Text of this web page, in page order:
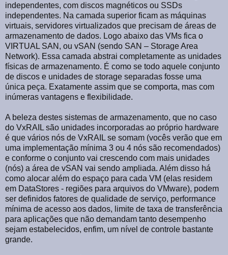
independentes, com discos magnéticos ou SSDs
independentes. Na camada superior ficam as máquinas
virtuais, servidores virtualizados que precisam de áreas de
armazenamento de dados. Logo abaixo das VMs fica o
VIRTUAL SAN, ou vSAN (sendo SAN – Storage Area
Network). Essa camada abstrai completamente as unidades
físicas de armazenamento. É como se todo aquele conjunto
de discos e unidades de storage separadas fosse uma
única peça. Exatamente assim que se comporta, mas com
inúmeras vantagens e flexibilidade.
A beleza destes sistemas de armazenamento, que no caso
do VxRAIL são unidades incorporadas ao próprio hardware
é que vários nós de VxRAIL se somam (vocês verão que em
uma implementação mínima 3 ou 4 nós são recomendados)
e conforme o conjunto vai crescendo com mais unidades
(nós) a área de vSAN vai sendo ampliada. Além disso há
como alocar além do espaço para cada VM (elas residem
em DataStores - regiões para arquivos do VMware), podem
ser definidos fatores de qualidade de serviço, performance
mínima de acesso aos dados, limite de taxa de transferência
para aplicações que não demandam tanto desempenho
sejam estabelecidos, enfim, um nível de controle bastante
grande.